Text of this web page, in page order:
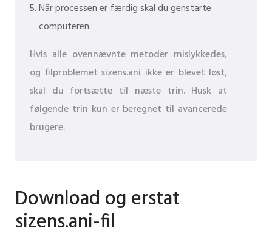
Når processen er færdig skal du genstarte
computeren.
Hvis alle ovennævnte metoder mislykkedes,
og filproblemet sizens.ani ikke er blevet løst,
skal du fortsætte til næste trin. Husk at
følgende trin kun er beregnet til avancerede
brugere.
Download og erstat
sizens.ani-fil